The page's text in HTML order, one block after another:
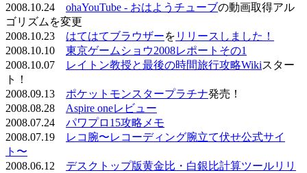
2008.10.24 ohaYouTube - おはようチューブの動画取得アル
ゴリズムを変更
2008.10.23 はてはてブラウザーを リリースしました！
2008.10.10 東京ゲームショウ2008レポートその1
2008.10.07
レイトン教授と最後の時間旅行攻略Wikiスター
ト！
2008.09.13 ポケットモンスタープラチナ発売！
2008.08.28 Aspire oneレビュー
2008.07.24 パワプロ15攻略メモ
2008.07.19
レコ腕〜レコーディング腕立て伏せ公式サイ
ト〜
2008.06.12 デスクトップ版黄金比・白銀比計算ツールリリ